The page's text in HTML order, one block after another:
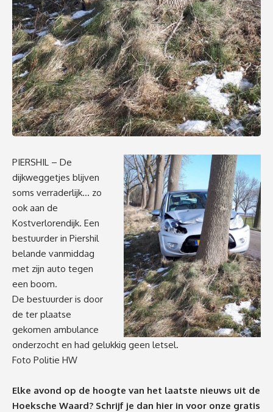
PIERSHIL – De
dijkweggetjes blijven
soms verraderlijk… zo
ook aan de
Kostverlorendijk. Een
bestuurder in Piershil
belande vanmiddag
met zijn auto tegen
een boom.
De bestuurder is door
de ter plaatse
gekomen ambulance
onderzocht en had gelukkig geen letsel.
Foto Politie HW
Elke avond op de hoogte van het laatste nieuws uit de
Hoeksche Waard? Schrijf je dan hier in voor onze gratis